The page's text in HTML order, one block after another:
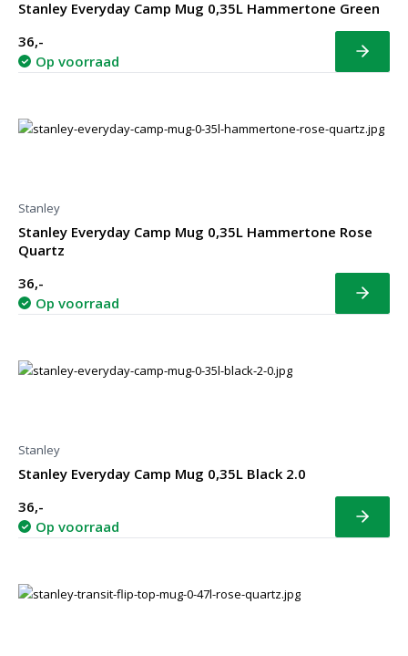
Stanley Everyday Camp Mug 0,35L Hammertone Green
36,-
Op voorraad
Bekijk
Stanley
Stanley Everyday Camp Mug 0,35L Hammertone Rose
Quartz
36,-
Op voorraad
Bekijk
Stanley
Stanley Everyday Camp Mug 0,35L Black 2.0
36,-
Op voorraad
Bekijk